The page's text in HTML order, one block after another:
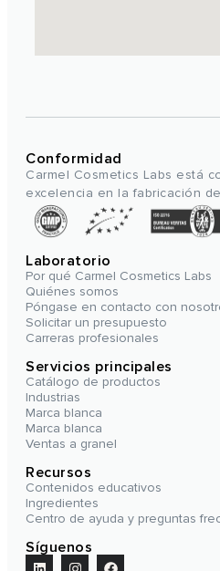
Conformidad
Carmel Cosmetics Labs está
excelencia en la fabricación
Laboratorio
Por qué Carmel Cosmetics Labs
Quiénes somos
Póngase en contacto con
Solicitar un presupuesto
Carreras profesionales
Servicios principales
Catálogo de productos
Industrias
Marca blanca
Marca blanca
Ventas a granel
Recursos
Contenidos educativos
Ingredientes
Centro de ayuda y preguntas
Síguenos